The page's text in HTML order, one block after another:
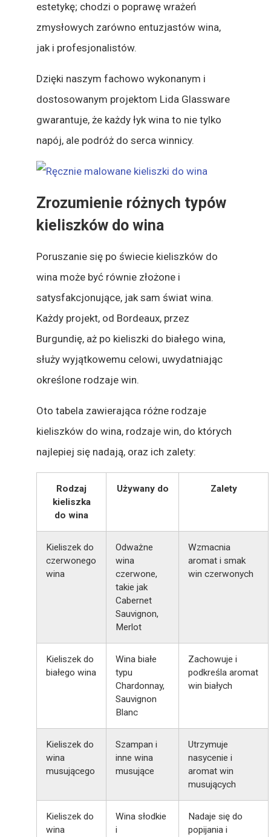
estetykę; chodzi o poprawę wrażeń
zmysłowych zarówno entuzjastów wina,
jak i profesjonalistów.
Dzięki naszym fachowo wykonanym i
dostosowanym projektom Lida Glassware
gwarantuje, że każdy łyk wina to nie tylko
napój, ale podróż do serca winnicy.
Zrozumienie różnych typów
kieliszków do wina
Poruszanie się po świecie kieliszków do
wina może być równie złożone i
satysfakcjonujące, jak sam świat wina.
Każdy projekt, od Bordeaux, przez
Burgundię, aż po kieliszki do białego wina,
służy wyjątkowemu celowi, uwydatniając
określone rodzaje win.
Oto tabela zawierająca różne rodzaje
kieliszków do wina, rodzaje win, do których
najlepiej się nadają, oraz ich zalety:
Rodzaj
kieliszka
do wina
Używany do Zalety
Kieliszek do
czerwonego
wina
Odważne
wina
czerwone,
takie jak
Cabernet
Sauvignon,
Merlot
Wzmacnia
aromat i smak
win czerwonych
Kieliszek do
białego wina
Wina białe
typu
Chardonnay,
Sauvignon
Blanc
Zachowuje i
podkreśla aromat
win białych
Kieliszek do
wina
musującego
Szampan i
inne wina
musujące
Utrzymuje
nasycenie i
aromat win
musujących
Kieliszek do
wina
Wina słodkie
i
Nadaje się do
popijania i